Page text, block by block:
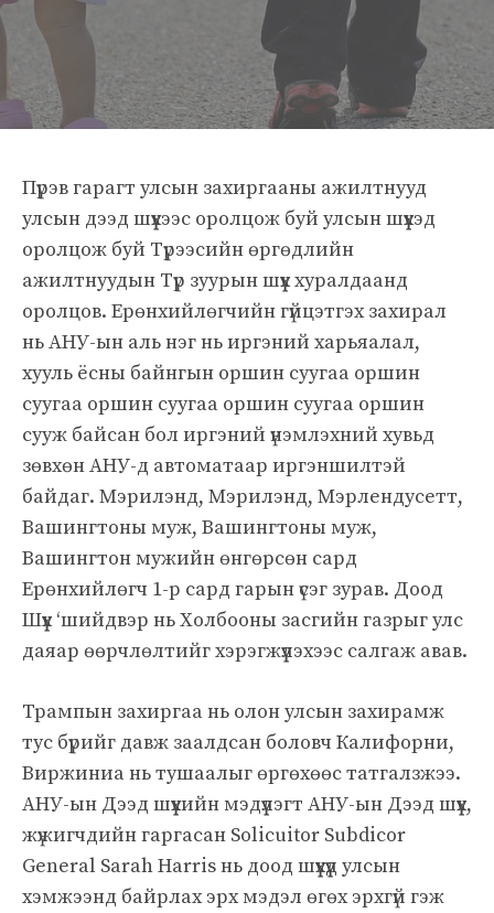
Пүрэв гарагт улсын захиргааны ажилтнууд
улсын дээд шүүхээс оролцож буй улсын шүүхэд
оролцож буй Түрээсийн өргөдлийн
ажилтнуудын Түр зуурын шүүх хуралдаанд
оролцов. Ерөнхийлөгчийн гүйцэтгэх захирал
нь АНУ-ын аль нэг нь иргэний харьяалал,
хууль ёсны байнгын оршин суугаа оршин
суугаа оршин суугаа оршин суугаа оршин
сууж байсан бол иргэний үнэмлэхний хувьд
зөвхөн АНУ-д автоматаар иргэншилтэй
байдаг. Мэрилэнд, Мэрилэнд, Мэрлендусетт,
Вашингтоны муж, Вашингтоны муж,
Вашингтон мужийн өнгөрсөн сард
Ерөнхийлөгч 1-р сард гарын үсэг зурав. Доод
Шүүх ‘шийдвэр нь Холбооны засгийн газрыг улс
даяар өөрчлөлтийг хэрэгжүүлэхээс салгаж авав.
Трампын захиргаа нь олон улсын захирамж
тус бүрийг давж заалдсан боловч Калифорни,
Виржиниа нь тушаалыг өргөхөөс татгалзжээ.
АНУ-ын Дээд шүүхийн мэдүүлэгт АНУ-ын Дээд шүүх,
жүжигчдийн гаргасан Solicuitor Subdicor
General Sarah Harris нь доод шүүхүүд улсын
хэмжээнд байрлах эрх мэдэл өгөх эрхгүй гэж